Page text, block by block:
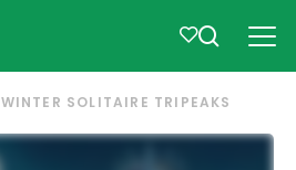
WINTER SOLITAIRE TRIPEAKS